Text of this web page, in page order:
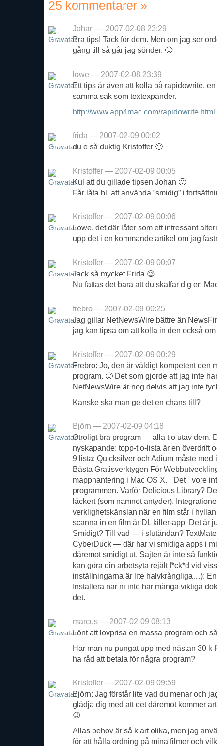
25 kommentarer »
Johan — 2007-02-08 23:29
Bra tips! Tack för dem. Men om jag ser
gång till så går jag sönder. 🙂
lowe — 2007-02-08 23:39
Ett tips är även att kolla på rapidowrite,
samma sak som textexpander.
http://www.app4mac.com/rapidowrite.html
frida — 2007-02-09 00:02
du e så duktig Kristoffer 🙂
Kristoffer — 2007-02-09 00:05
Kul att du gillade tipsen Johan 🙂
Får låta bli att använda ”smidig” i
Kristoffer — 2007-02-09 00:06
Lowe, det där låter som ett intressant
upp det i en kommande artikel om jag
Kristoffer — 2007-02-09 00:07
Tack så mycket Frida 😉
Nu fattas det bara att du skaffar dig en
frebro — 2007-02-09 00:25
Jag gillar NetNewsWire bättre än
jag kan tipsa om att kolla in den också
Kristoffer — 2007-02-09 00:29
Frebro: Jo, den är väldigt kompetent den
program. 🙂 Det som gjorde att jag inte
NetNewsWire är nog delvis att jag inte
Kanske ska man ge det en chans till?
Björn — 2007-02-09 04:18
Otroligt bra program — alla tio utav dem.
nyskapande: topp-tio-lista är en överdrift
9 lista: Quicksilver och Adium måste
Bästa Gratisverktygen För
mapphantering i Mac OS X. _Det_ vore
programmen. Varför Delicious Library?
läckert (som namnet antyder).
verklighetskänslan när en film står i
scanna in en film är DL killer-app: Det är
Smidigt? Till vad — i slutändan?
CyberDuck — där har vi smidiga apps i
däremot smidigt ut. Sajten är inte så
kan göra din arbetsyta rejält f*ck*d vid
inställningarna är lite halvkrångliga…):
Installera när ni inte har många viktiga
det.
marcus — 2007-02-09 08:13
Lönt att lovprisa en massa program och
Har man nu pungat upp med nästan 30 k
ha råd att betala för några program?
Kristoffer — 2007-02-09 09:59
Björn: Jag förstår lite vad du menar och
glädja dig med att det däremot kommer
😉
Allas behov är så klart olika, men jag
för att hålla ordning på mina filmer och